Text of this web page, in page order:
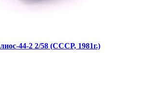
44-2 2/58 (СССР, 1981г.)